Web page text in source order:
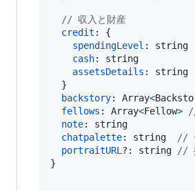
// 収入と財産
credit : {
spendingLevel : string
cash: string
assetsDetails : string
}
backstory: Array<
fellows : Array<Fellow>
note: string
chatpalette: string
//
portraitURL?: string //
}